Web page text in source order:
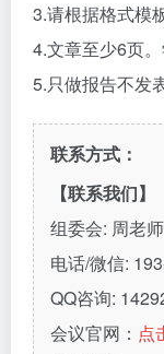
3.请根据格式模
4.文章至少6页
5.只做报告不发
联系方式：
【联系我们】
组委会: 周老师
电话/微信:
QQ咨询:
会议官网： 点